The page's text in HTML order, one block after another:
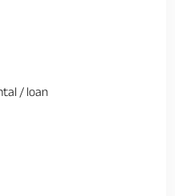
/ loan